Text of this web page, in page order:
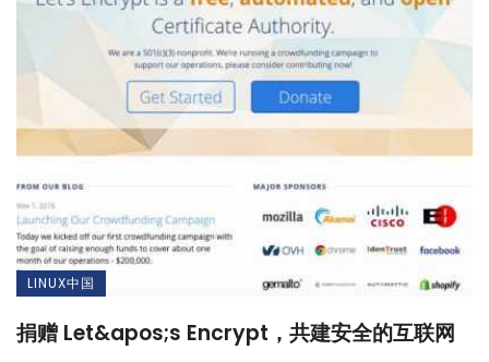
LINUX中国
捐赠 Let&apos;s Encrypt，共建安全的互联网